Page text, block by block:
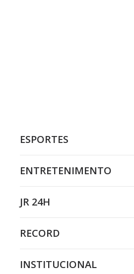
ESPORTES
ENTRETENIMENTO
JR 24H
RECORD
INSTITUCIONAL